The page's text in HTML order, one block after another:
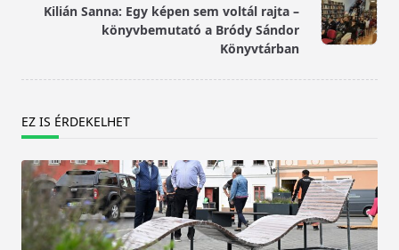
text">Page</span>
Kilián Sanna: Egy képen sem voltál rajta –
könyvbemutató a Bródy Sándor
Könyvtárban
EZ IS ÉRDEKELHET